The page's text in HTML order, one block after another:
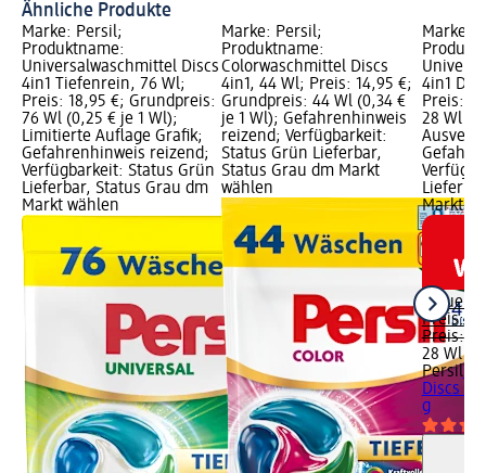
Ähnliche Produkte
Marke: Persil;
Produktname:
Universalwaschmittel Discs
4in1 Tiefenrein, 76 Wl;
Preis: 18,95 €; Grundpreis:
76 Wl (0,25 € je 1 Wl);
Limitierte Auflage Grafik;
Gefahrenhinweis reizend;
Verfügbarkeit: Status Grün
Lieferbar, Status Grau dm
Markt wählen
Marke: Persil;
Produktname:
Colorwaschmittel Discs
4in1, 44 Wl; Preis: 14,95 €;
Grundpreis: 44 Wl (0,34 €
je 1 Wl); Gefahrenhinweis
reizend; Verfügbarkeit:
Status Grün Lieferbar,
Status Grau dm Markt
wählen
Marke:
4in1
Preis:
28 Wl
Markt
Aktueller
Preis:
Preis:
28 Wl
Persil
Discs
g